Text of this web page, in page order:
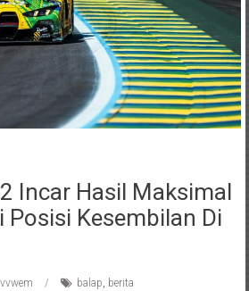
Incar Hasil Maksimal
Posisi Kesembilan Di
balap, berita